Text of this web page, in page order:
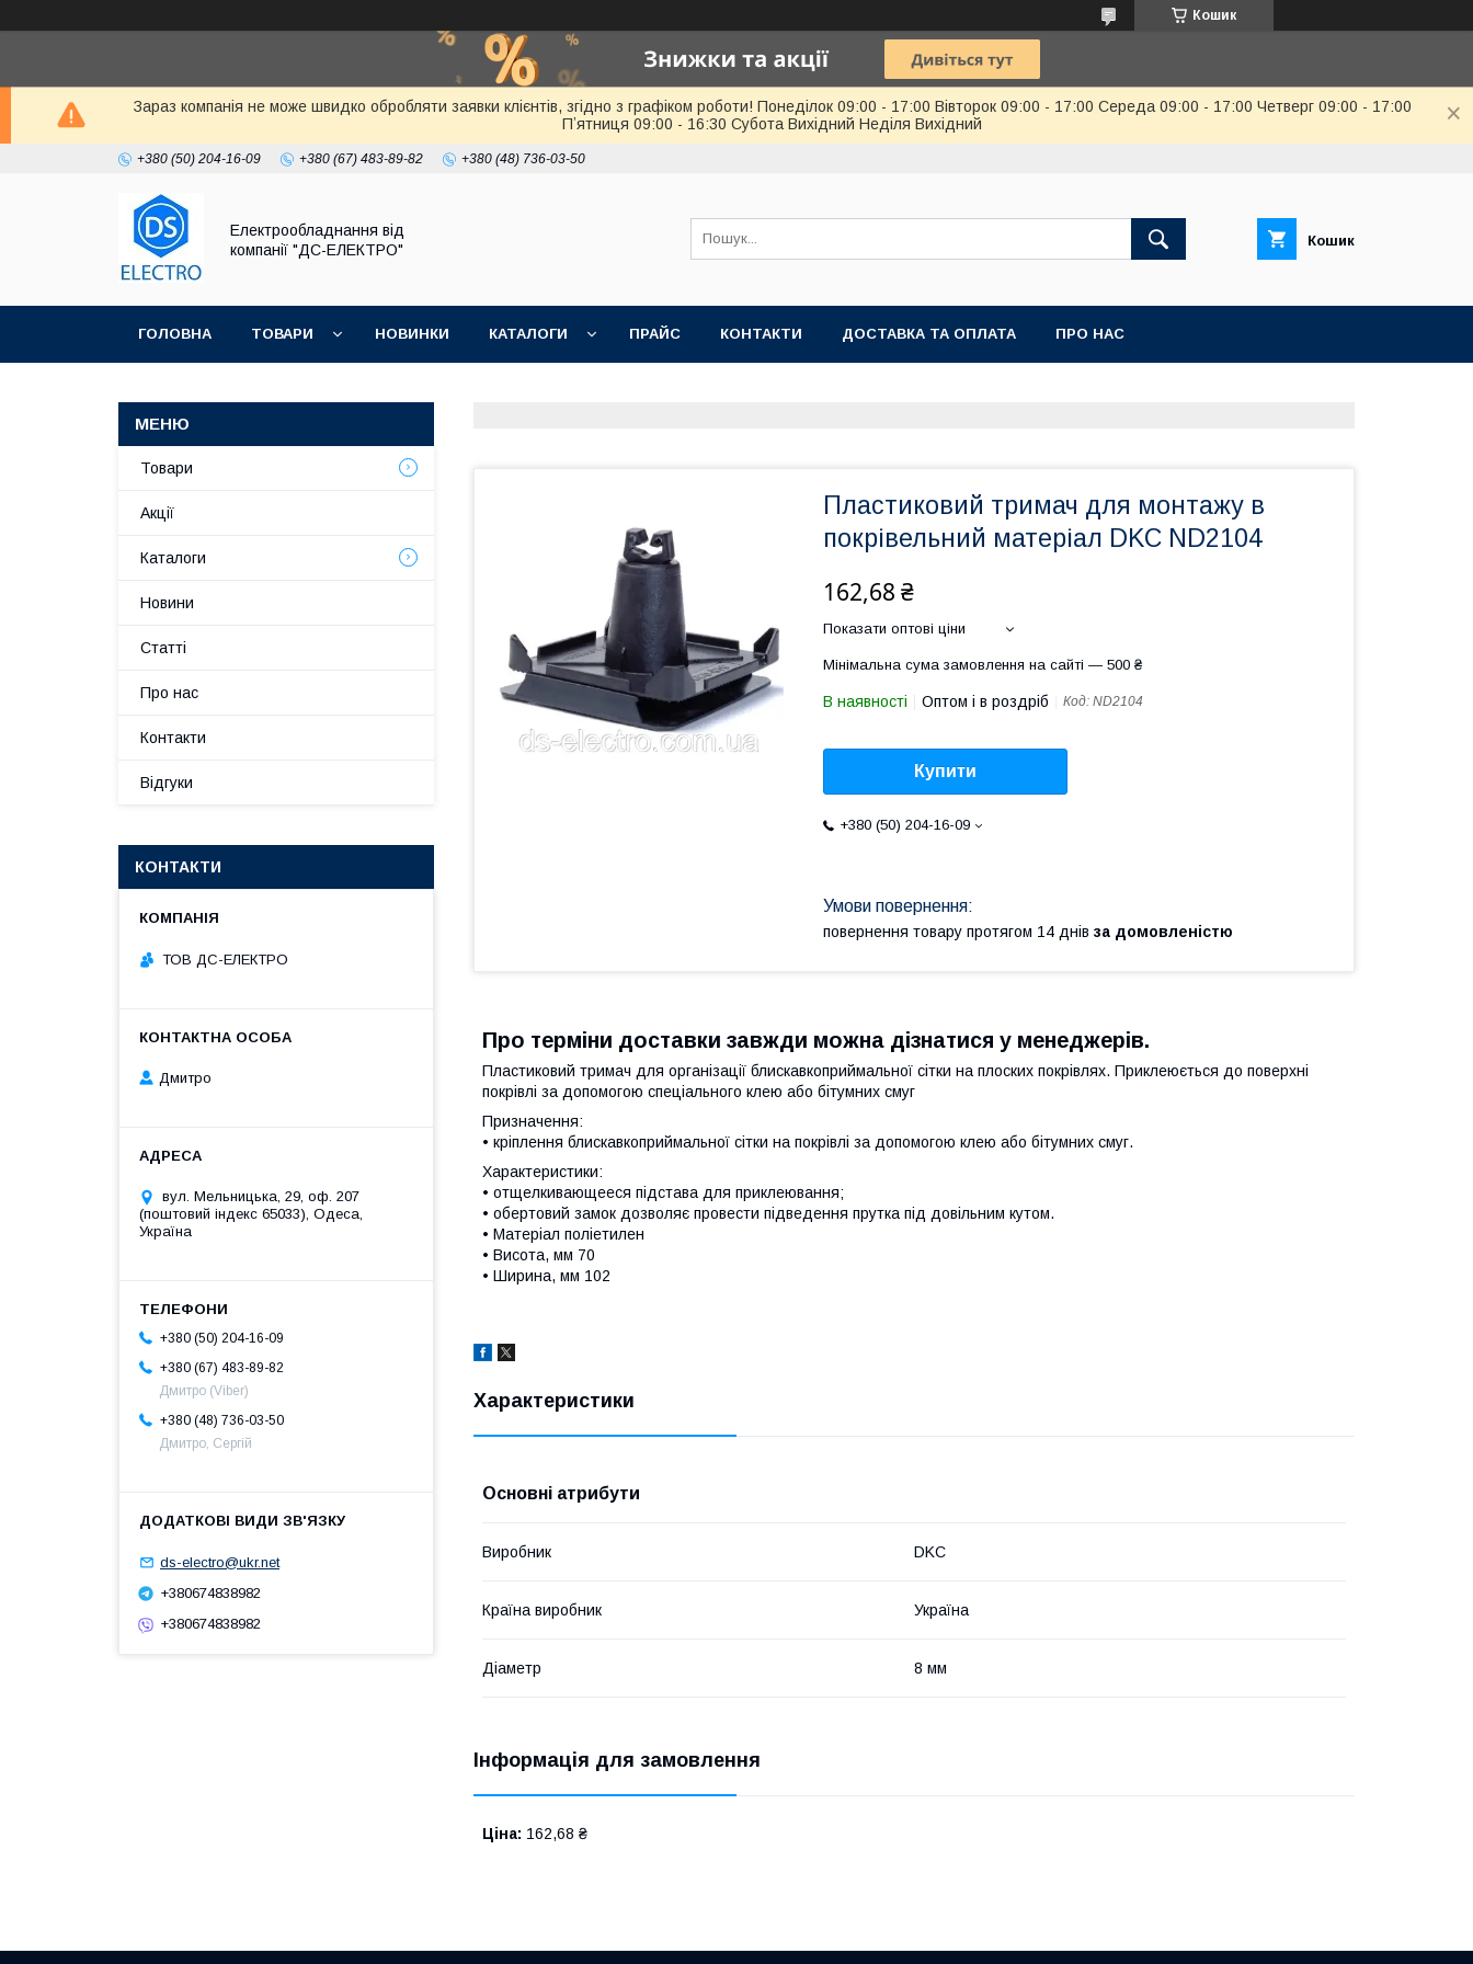
Кошик
Зараз компанія не може швидко обробляти заявки клієнтів, згідно з графіком роботи! Понеділок 09:00 - 17:00 Вівторок 09:00 - 17:00 Середа 09:00 - 17:00 Четверг 09:00 - 17:00
Пʼятниця 09:00 - 16:30 Субота Вихідний Неділя Вихідний
+380 (50) 204-16-09 +380 (67) 483-89-82 +380 (48) 736-03-50
Електрообладнання від
компанії "ДС-ЕЛЕКТРО"
Кошик
ГОЛОВНА ТОВАРИ НОВИНКИ КАТАЛОГИ ПРАЙС КОНТАКТИ ДОСТАВКА ТА ОПЛАТА ПРО НАС
Пластиковий тримач для монтажу в
покрівельний матеріал DKC ND2104
162,68 ₴
Показати оптові ціни
Мінімальна сума замовлення на сайті — 500 ₴
В наявності Оптом і в роздріб Код: ND2104
Купити
+380 (50) 204-16-09
повернення товару протягом 14 днів за домовленістю
Про терміни доставки завжди можна дізнатися у менеджерів.
Пластиковий тримач для організації блискавкоприймальної сітки на плоских покрівлях. Приклеюється до поверхні
покрівлі за допомогою спеціального клею або бітумних смуг
Призначення:
• кріплення блискавкоприймальної сітки на покрівлі за допомогою клею або бітумних смуг.
Характеристики:
• отщелкивающееся підстава для приклеювання;
• обертовий замок дозволяє провести підведення прутка під довільним кутом.
• Матеріал поліетилен
• Висота, мм 70
• Ширина, мм 102
Характеристики
Основні атрибути
Виробник DKC
Країна виробник Україна
Діаметр 8 мм
Інформація для замовлення
Ціна: 162,68 ₴
Товари
Акції
Каталоги
Новини
Статті
Про нас
Контакти
Відгуки
КОНТАКТИ
ТОВ ДС-ЕЛЕКТРО
Дмитро
вул. Мельницька, 29, оф. 207
(поштовий індекс 65033), Одеса,
Україна
+380 (50) 204-16-09
+380 (67) 483-89-82
Дмитро (Viber)
+380 (48) 736-03-50
Дмитро, Сергій
ds-electro@ukr.net
+380674838982
+380674838982